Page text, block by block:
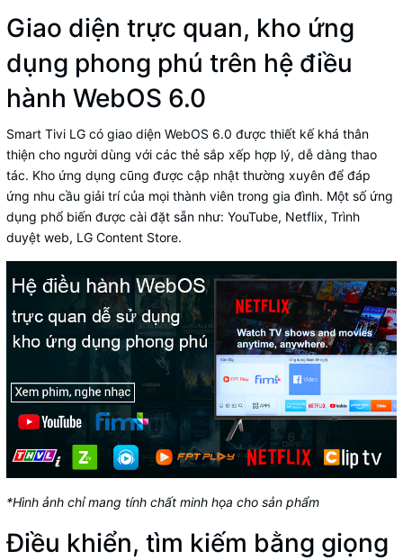
Giao diện trực quan, kho ứng
dụng phong phú trên hệ điều
hành WebOS 6.0
Smart Tivi LG có giao diện WebOS 6.0 được thiết kế khá thân
thiện cho người dùng với các thẻ sắp xếp hợp lý, dễ dàng thao
tác. Kho ứng dụng cũng được cập nhật thường xuyên để đáp
ứng nhu cầu giải trí của mọi thành viên trong gia đình. Một số ứng
dụng phổ biến được cài đặt sẵn như: YouTube, Netflix, Trình
duyệt web, LG Content Store.
*Hình ảnh chỉ mang tính chất minh họa cho sản phẩm
Điều khiển, tìm kiếm bằng giọng